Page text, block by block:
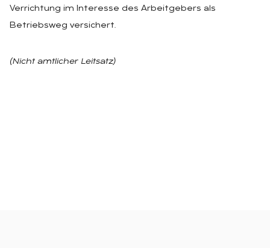
Verrichtung im Interesse des Arbeitgebers als
Betriebsweg versichert.
(Nicht amtlicher Leitsatz)